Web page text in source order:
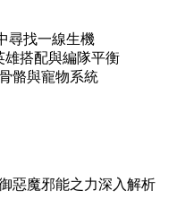
尋找一線生機
搭配與編隊平衡
骼與寵物系統
惡魔邪能之力深入解析